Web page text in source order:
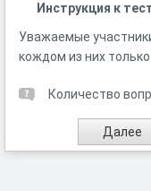
Инструкция к
Уважаемые
кождом из них
Количество